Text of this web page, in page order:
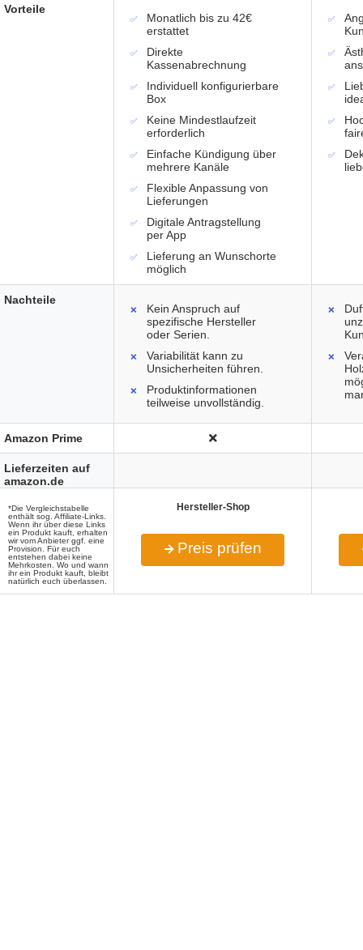
Monatlich bis zu 42€
erstattet
Direkte
Kassenabrechnung
Individuell konfigurierbare
Box
Keine Mindestlaufzeit
erforderlich
Einfache Kündigung über
mehrere Kanäle
Flexible Anpassung von
Lieferungen
Digitale Antragstellung
per App
Lieferung an Wunschorte
möglich
Kein Anspruch auf
spezifische Hersteller
oder Serien.
Variabilität kann zu
Unsicherheiten führen.
Produktinformationen
teilweise unvollständig.
Hersteller-Shop
Preis prüfen
Vorteile
Nachteile
Amazon Prime
Lieferzeiten auf
amazon.de
*Die Vergleichstabelle
enthält sog. Affiliate-Links.
Wenn ihr über diese Links
ein Produkt kauft, erhalten
wir vom Anbieter ggf. eine
Provision. Für euch
entstehen dabei keine
Mehrkosten. Wo und wann
ihr ein Produkt kauft, bleibt
natürlich euch überlassen.